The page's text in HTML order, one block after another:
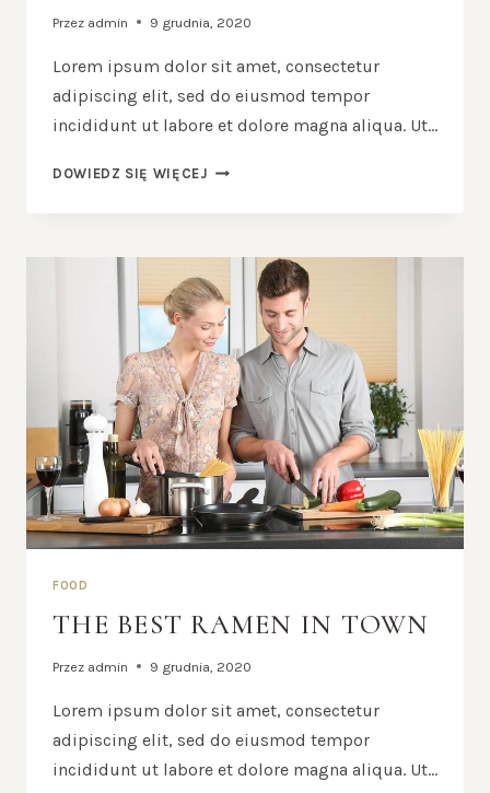
Przez admin 9 grudnia, 2020
Lorem ipsum dolor sit amet, consectetur
adipiscing elit, sed do eiusmod tempor
incididunt ut labore et dolore magna aliqua. Ut…
DOWIEDZ SIĘ WIĘCEJ FINE
FOOD
THE BEST RAMEN IN TOWN
Przez admin 9 grudnia, 2020
Lorem ipsum dolor sit amet, consectetur
adipiscing elit, sed do eiusmod tempor
incididunt ut labore et dolore magna aliqua. Ut…